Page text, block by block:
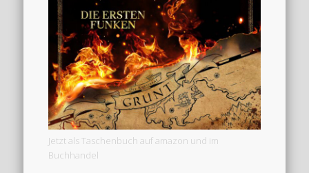
Jetzt als Taschenbuch auf amazon und im
Buchhandel